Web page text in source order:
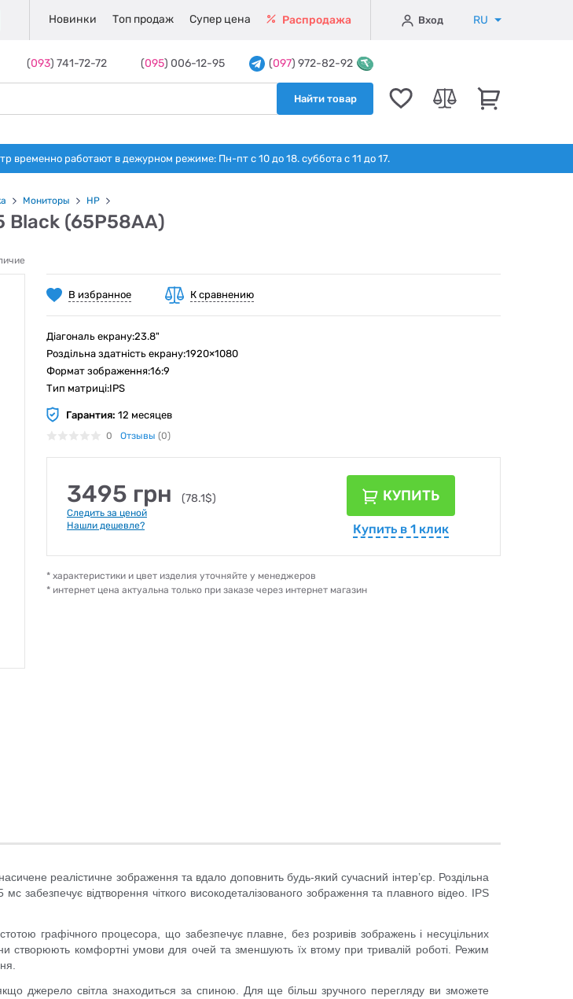
Новинки Топ продаж Супер цена Распродажа Вход RU
(093) 741-72-72 (095) 006-12-95 (097) 972-82-92
Найти товар
временно работают в дежурном режиме: Пн-пт с 10 до 18. суббота с 11 до 17.
Мониторы HP
Black (65P58AA)
В избранное К сравнению
Діагональ екрану:23.8"
Роздільна здатність екрану:1920×1080
Формат зображення:16:9
Тип матриці:IPS
Гарантия: 12 месяцев
0 Отзывы (0)
3495 грн (78.1$)
Следить за ценой
Нашли дешевле?
КУПИТЬ
Купить в 1 клик
* характеристики и цвет изделия уточняйте у менеджеров
* интернет цена актуальна только при заказе через интернет магазин
реалістичне зображення та вдало доповнить будь-який сучасний інтер’єр. Роздільна
забезпечує відтворення чіткого високодеталізованого зображення та плавного відео. IPS
графічного процесора, що забезпечує плавне, без розривів зображень і несуцільних
створюють комфортні умови для очей та зменшують їх втому при тривалій роботі. Режим
джерело світла знаходиться за спиною. Для ще більш зручного перегляду ви зможете